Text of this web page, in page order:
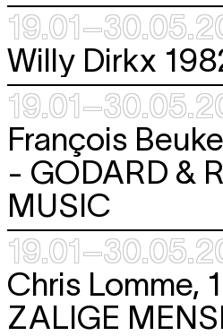
Willy Dirkx
François
- GODARD &
MUSIC
Chris Lomme,
ZALIGE